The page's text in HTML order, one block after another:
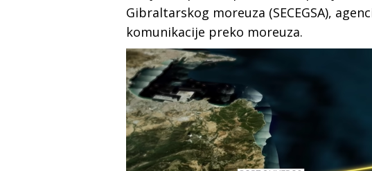
Gibraltarskog moreuza (SECEGSA),
komunikacije preko moreuza.